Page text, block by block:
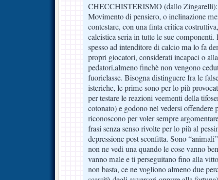
CHECCHISTERISMO (dallo Zingarelli):
Movimento di pensiero, o inclinazione
contestare, con una finta critica
calcistica seria in tutte le sue componenti.
spesso ad intenditore di calcio ma lo fa
propri giocatori, considerati incapaci o
pedatori,almeno finchè non vengono
fuoriclasse. Bisogna distinguere fra le
isteriche, le prime sono per lo più
per testare le reazioni veementi della
cotonato) e godono nel vedersi offendere
riconoscono per voler sempre
frasi senza senso rivolte per lo più al
depressione post sconfitta. Sono
non ne vedi una quando le cose vanno
vanno male e ti perseguitano fino alla
non basta, ce ne vogliono almeno due